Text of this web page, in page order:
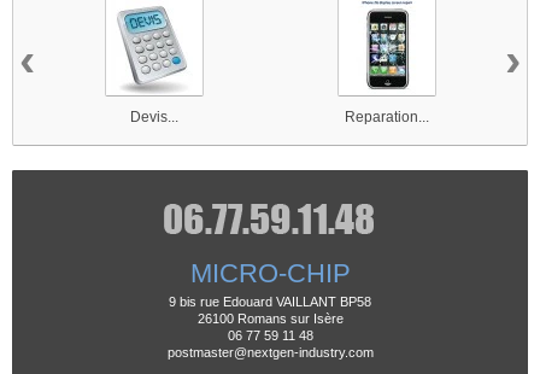
Devis... Reparation...
‹ ›
MICRO-CHIP
9 bis rue Edouard VAILLANT BP58
26100 Romans sur Isère
06 77 59 11 48
postmaster@nextgen-industry.com